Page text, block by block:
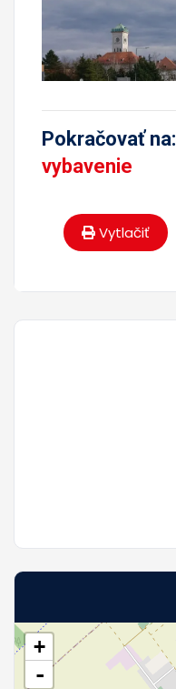
Pokračovať na:
vybavenie
Vytlačiť
+
-